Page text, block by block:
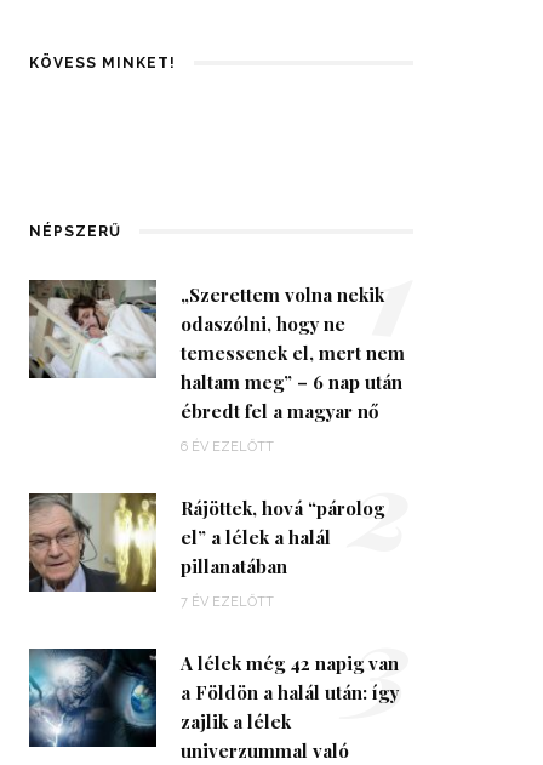
KÖVESS MINKET!
NÉPSZERŰ
„Szerettem volna nekik
odaszólni, hogy ne
temessenek el, mert nem
haltam meg” – 6 nap után
ébredt fel a magyar nő
6 ÉV EZELŐTT
1
Rájöttek, hová “párolog
el” a lélek a halál
pillanatában
7 ÉV EZELŐTT
2
A lélek még 42 napig van
a Földön a halál után: így
zajlik a lélek
univerzummal való
3